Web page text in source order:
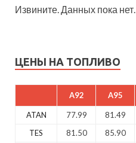
Извините. Данных пока нет.
ЦЕНЫ НА ТОПЛИВО
A92 A95
ATAN 77.99 81.49
TES
81.50 85.90